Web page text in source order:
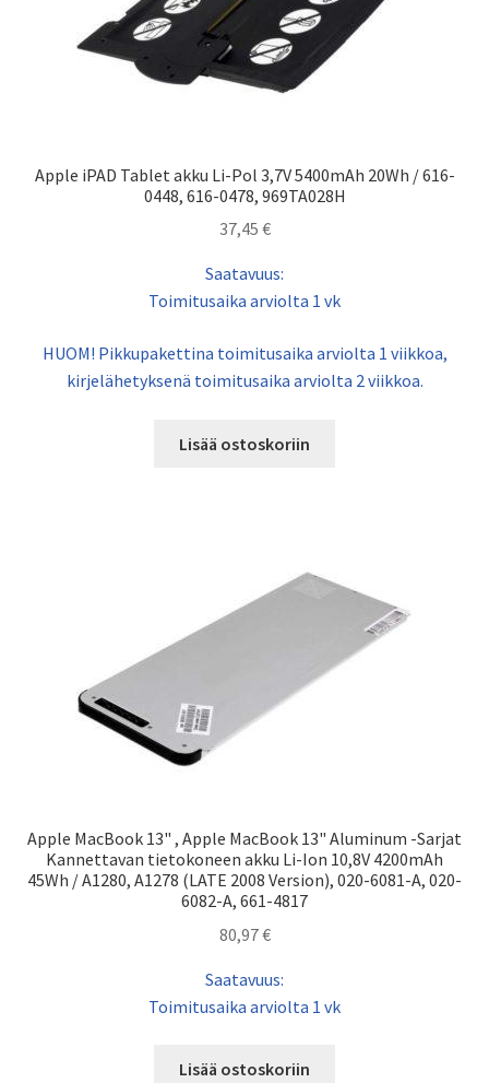
Apple iPAD Tablet akku Li-Pol 3,7V 5400mAh 20Wh / 616-
0448, 616-0478, 969TA028H
37,45 €
Saatavuus:
Toimitusaika arviolta 1 vk
HUOM! Pikkupakettina toimitusaika arviolta 1 viikkoa,
kirjelähetyksenä toimitusaika arviolta 2 viikkoa.
Lisää ostoskoriin
Apple MacBook 13" , Apple MacBook 13" Aluminum -Sarjat
Kannettavan tietokoneen akku Li-Ion 10,8V 4200mAh
45Wh / A1280, A1278 (LATE 2008 Version), 020-6081-A, 020-
6082-A, 661-4817
80,97€
Saatavuus:
Toimitusaika arviolta 1 vk
Lisää ostoskoriin